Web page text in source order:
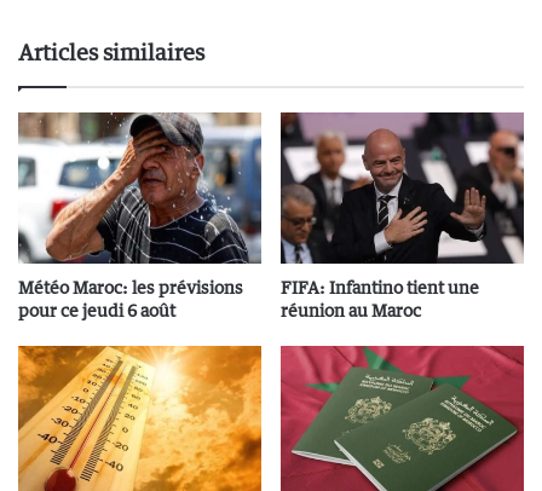
Articles similaires
Météo Maroc: les prévisions
pour ce jeudi 6 août
FIFA: Infantino tient une
réunion au Maroc